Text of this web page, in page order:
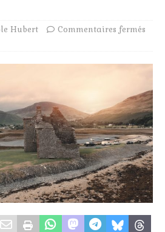
Hubert Commentaires fermés